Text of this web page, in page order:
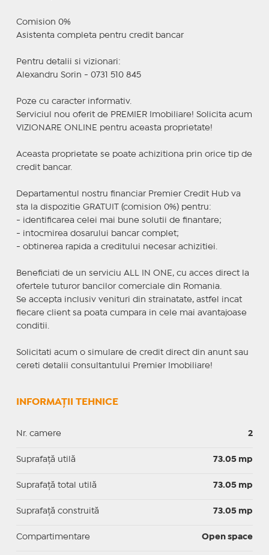
Comision 0%
Asistenta completa pentru credit bancar
Pentru detalii si vizionari:
Alexandru Sorin - 0731 510 845
Poze cu caracter informativ.
Serviciul nou oferit de PREMIER Imobiliare! Solicita acum
VIZIONARE ONLINE pentru aceasta proprietate!
Aceasta proprietate se poate achizitiona prin orice tip de
credit bancar.
Departamentul nostru financiar Premier Credit Hub va
sta la dispozitie GRATUIT (comision 0%) pentru:
- identificarea celei mai bune solutii de finantare;
- intocmirea dosarului bancar complet;
- obtinerea rapida a creditului necesar achizitiei.
Beneficiati de un serviciu ALL IN ONE, cu acces direct la
ofertele tuturor bancilor comerciale din Romania.
Se accepta inclusiv venituri din strainatate, astfel incat
fiecare client sa poata cumpara in cele mai avantajoase
conditii.
Solicitati acum o simulare de credit direct din anunt sau
cereti detalii consultantului Premier Imobiliare!
INFORMAȚII TEHNICE
Nr. camere 2
Suprafaţă utilă 73.05 mp
Suprafaţă total utilă 73.05 mp
Suprafaţă construită 73.05 mp
Compartimentare Open space